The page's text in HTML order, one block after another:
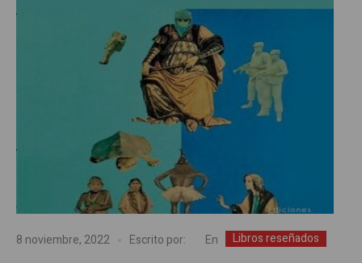
8 noviembre, 2022 Escrito por: En Libros reseñados